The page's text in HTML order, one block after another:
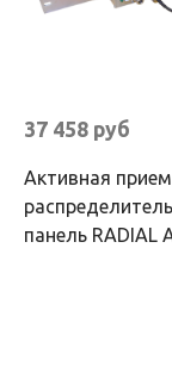
37 458 руб
Активная
панель RADIAL